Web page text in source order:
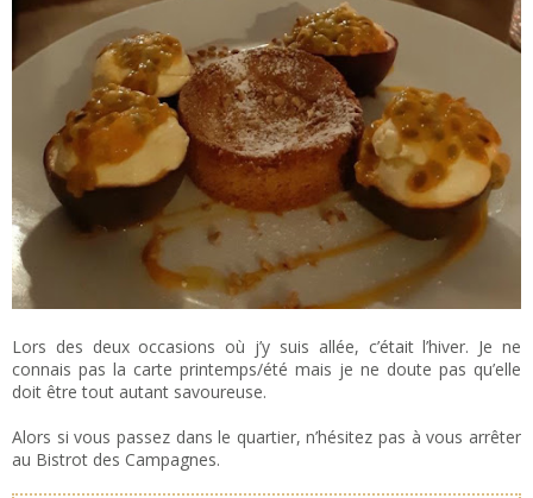
Lors des deux occasions où j’y suis allée, c’était l’hiver. Je ne
connais pas la carte printemps/été mais je ne doute pas qu’elle
doit être tout autant savoureuse.
Alors si vous passez dans le quartier, n’hésitez pas à vous arrêter
au Bistrot des Campagnes.